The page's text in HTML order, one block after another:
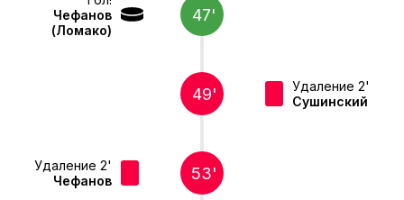
Чефанов
(Ломако)
47'
49'
Удаление 2'
Сушинский
Удаление 2'
Чефанов
53'